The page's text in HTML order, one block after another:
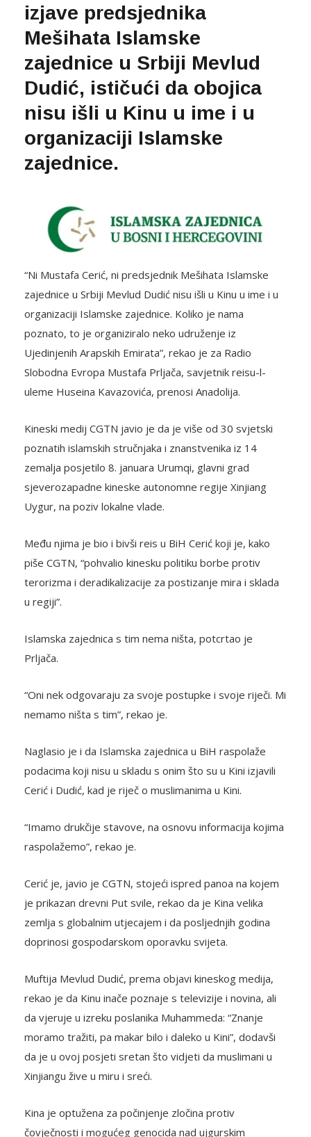
izjave predsjednika
Mešihata Islamske
zajednice u Srbiji Mevlud
Dudić, ističući da obojica
nisu išli u Kinu u ime i u
organizaciji Islamske
zajednice.
“Ni Mustafa Cerić, ni predsjednik Mešihata Islamske
zajednice u Srbiji Mevlud Dudić nisu išli u Kinu u ime i u
organizaciji Islamske zajednice. Koliko je nama
poznato, to je organiziralo neko udruženje iz
Ujedinjenih Arapskih Emirata”, rekao je za Radio
Slobodna Evropa Mustafa Prljača, savjetnik reisu-l-
uleme Huseina Kavazovića, prenosi Anadolija.
Kineski medij CGTN javio je da je više od 30 svjetski
poznatih islamskih stručnjaka i znanstvenika iz 14
zemalja posjetilo 8. januara Urumqi, glavni grad
sjeverozapadne kineske autonomne regije Xinjiang
Uygur, na poziv lokalne vlade.
Među njima je bio i bivši reis u BiH Cerić koji je, kako
piše CGTN, “pohvalio kinesku politiku borbe protiv
terorizma i deradikalizacije za postizanje mira i sklada
u regiji”.
Islamska zajednica s tim nema ništa, potcrtao je
Prljača.
“Oni nek odgovaraju za svoje postupke i svoje riječi. Mi
nemamo ništa s tim”, rekao je.
Naglasio je i da Islamska zajednica u BiH raspolaže
podacima koji nisu u skladu s onim što su u Kini izjavili
Cerić i Dudić, kad je riječ o muslimanima u Kini.
“Imamo drukčije stavove, na osnovu informacija kojima
raspolažemo”, rekao je.
Cerić je, javio je CGTN, stojeći ispred panoa na kojem
je prikazan drevni Put svile, rekao da je Kina velika
zemlja s globalnim utjecajem i da posljednjih godina
doprinosi gospodarskom oporavku svijeta.
Muftija Mevlud Dudić, prema objavi kineskog medija,
rekao je da Kinu inače poznaje s televizije i novina, ali
da vjeruje u izreku poslanika Muhammeda: “Znanje
moramo tražiti, pa makar bilo i daleko u Kini”, dodavši
da je u ovoj posjeti sretan što vidjeti da muslimani u
Xinjiangu žive u miru i sreći.
Kina je optužena za počinjenje zločina protiv
čovječnosti i mogućeg genocida nad ujgurskim